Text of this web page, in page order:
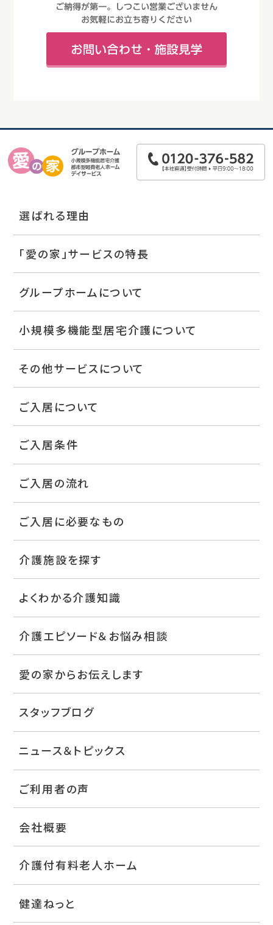
選ばれる理由
「愛の家」サービスの特長
グループホームについて
小規模多機能型居宅介護について
その他サービスについて
ご入居について
ご入居条件
ご入居の流れ
ご入居に必要なもの
介護施設を探す
よくわかる介護知識
介護エピソード＆お悩み相談
愛の家からお伝えします
スタッフブログ
ニュース＆トピックス
ご利用者の声
会社概要
介護付有料老人ホーム
健達ねっと